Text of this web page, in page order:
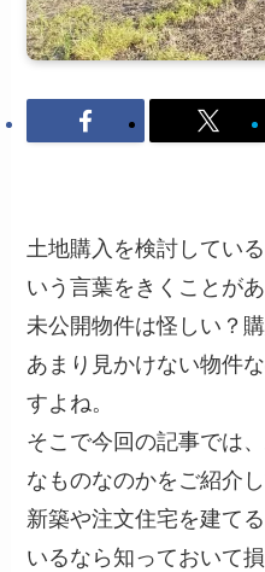
土地購入を検討してい
いう言葉をきくことが
未公開物件は怪しい？
あまり見かけない物件
すよね。
そこで今回の記事では
なものなのかをご紹介し
新築や注文住宅を建て
いるなら知っておいて